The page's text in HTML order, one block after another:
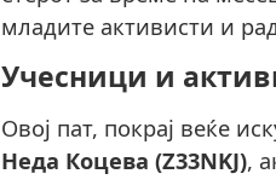
младите активисти и
Учесници и
Овој пат, покрај веќе
Неда Коцева (Z33NKJ),